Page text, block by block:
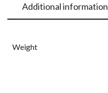
Additional information
Weight